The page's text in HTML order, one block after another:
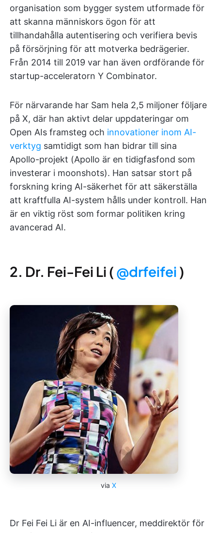
organisation som bygger system utformade för
att skanna människors ögon för att
tillhandahålla autentisering och verifiera bevis
på försörjning för att motverka bedrägerier.
Från 2014 till 2019 var han även ordförande för
startup-acceleratorn Y Combinator.
För närvarande har Sam hela 2,5 miljoner följare
på X, där han aktivt delar uppdateringar om
Open AIs framsteg och innovationer inom AI-
verktyg samtidigt som han bidrar till sina
Apollo-projekt (Apollo är en tidigfasfond som
investerar i moonshots). Han satsar stort på
forskning kring AI-säkerhet för att säkerställa
att kraftfulla AI-system hålls under kontroll. Han
är en viktig röst som formar politiken kring
avancerad AI.
2. Dr. Fei-Fei Li ( @drfeifei )
via X
Dr Fei Fei Li är en AI-influencer, meddirektör för